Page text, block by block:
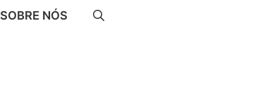
SOBRE NÓS